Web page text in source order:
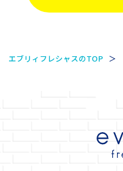
エブリィフレシャスのTOP